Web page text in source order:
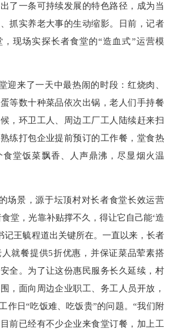
了一条可持续发展的特色路径，成为当
抓实养老大事的生动缩影。日前，记者
，现场实探长者食堂的“造血式”运营模
迎来了一天中最热闹的时段：红烧肉、
等数十种菜品依次出锅，老人们手持餐
，环卫工人、周边工厂工人陆续赶来扫
练打包企业提前预订的工作餐，堂食热
食堂饭菜飘香、人声鼎沸，尽显烟火温
场景，源于坛顶村对长者食堂长效运营
食堂，光靠补贴撑不久，得让它自己能‘造
记王毓程道出关键所在。一直以来，长者
人就餐提供5折优惠，并保证菜品荤素搭
全。为了让这份惠民服务长久延续，村
，面向周边企业职工、务工人员开放，
作日“吃饭难、吃饭贵”的问题。“我们附
前已经有不少企业来食堂订餐，加上工